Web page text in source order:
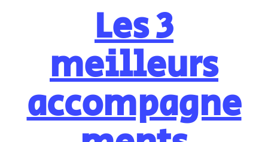
Les 3
meilleurs
accompagne